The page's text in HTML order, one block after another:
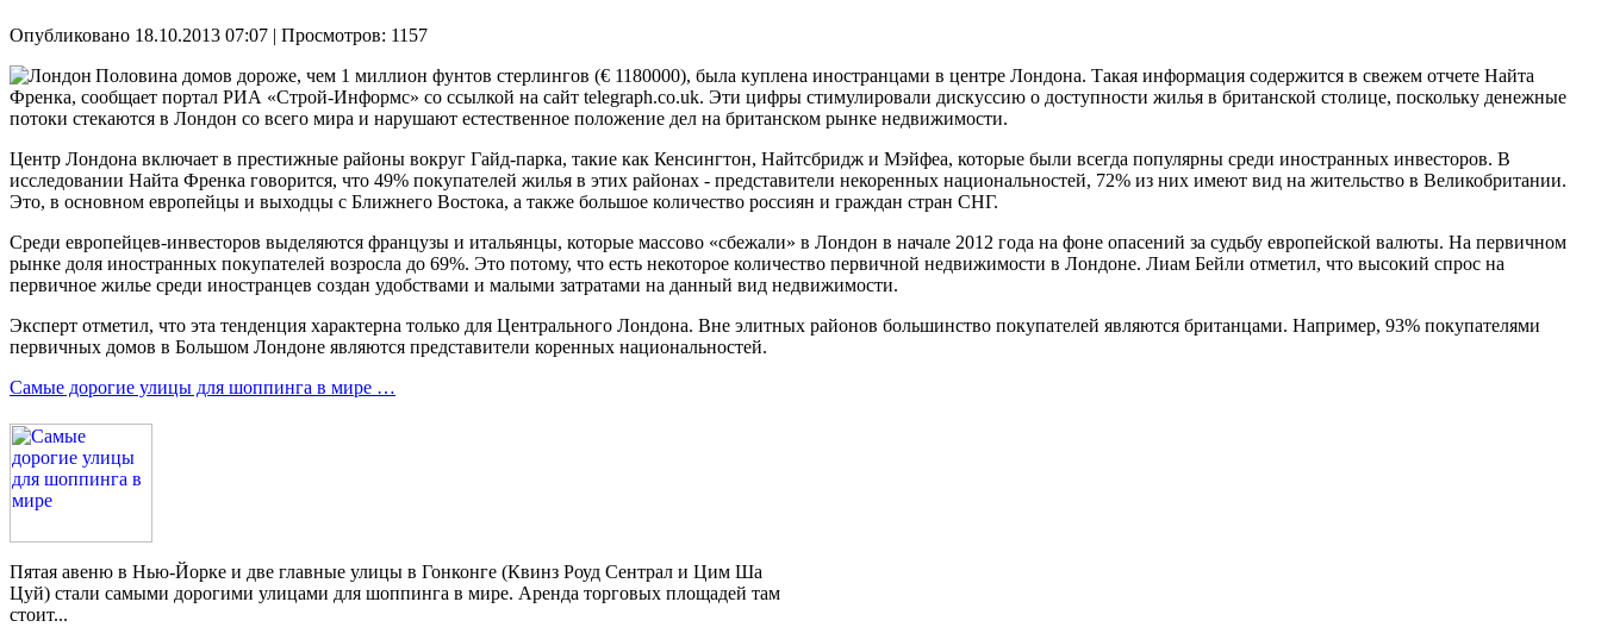
Опубликовано 18.10.2013 07:07 | Просмотров: 1157
Половина домов дороже, чем 1 миллион фунтов стерлингов (€ 1180000), была куплена иностранцами в центре Лондона. Такая информация содержится в свежем отчете Найта
Френка, сообщает портал РИА «Строй-Информс» со ссылкой на сайт telegraph.co.uk. Эти цифры стимулировали дискуссию о доступности жилья в британской столице, поскольку денежные
потоки стекаются в Лондон со всего мира и нарушают естественное положение дел на британском рынке недвижимости.
Центр Лондона включает в престижные районы вокруг Гайд-парка, такие как Кенсингтон, Найтсбридж и Мэйфеа, которые были всегда популярны среди иностранных инвесторов. В
исследовании Найта Френка говорится, что 49% покупателей жилья в этих районах - представители некоренных национальностей, 72% из них имеют вид на жительство в Великобритании.
Это, в основном европейцы и выходцы с Ближнего Востока, а также большое количество россиян и граждан стран СНГ.
Среди европейцев-инвесторов выделяются французы и итальянцы, которые массово «сбежали» в Лондон в начале 2012 года на фоне опасений за судьбу европейской валюты. На первичном
рынке доля иностранных покупателей возросла до 69%. Это потому, что есть некоторое количество первичной недвижимости в Лондоне. Лиам Бейли отметил, что высокий спрос на
первичное жилье среди иностранцев создан удобствами и малыми затратами на данный вид недвижимости.
Эксперт отметил, что эта тенденция характерна только для Центрального Лондона. Вне элитных районов большинство покупателей являются британцами. Например, 93% покупателями
первичных домов в Большом Лондоне являются представители коренных национальностей.
Самые дорогие улицы для шоппинга в мире …
Пятая авеню в Нью-Йорке и две главные улицы в Гонконге (Квинз Роуд Сентрал и Цим Ша
Цуй) стали самыми дорогими улицами для шоппинга в мире. Аренда торговых площадей там
стоит...